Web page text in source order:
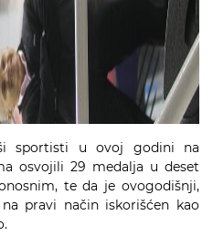
sportisti u ovoj godini na
osvojili 29 medalja u deset
te da je ovogodišnji,
pravi način iskorišćen kao